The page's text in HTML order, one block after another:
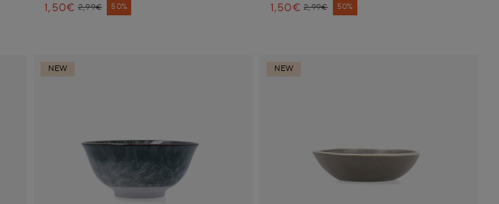
Price reduced from
2,99€
to 50%
1,50€ Price reduced from
2,99€
to 50%
1,50€
NEW NEW